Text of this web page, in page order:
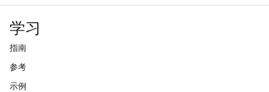
学习
指南
参考
示例